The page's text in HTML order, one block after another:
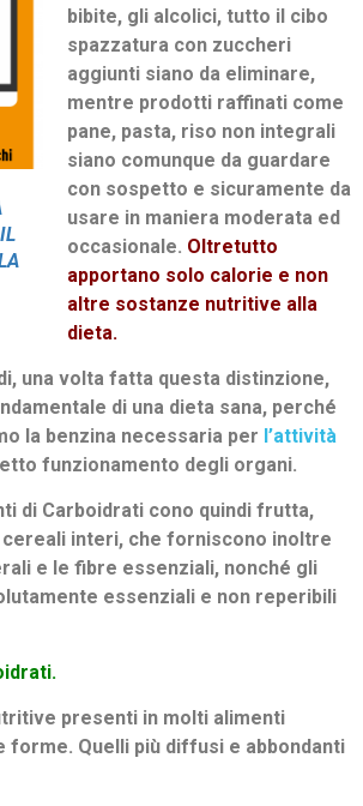
bibite, gli alcolici, tutto il cibo
spazzatura con zuccheri
aggiunti siano da eliminare,
mentre prodotti raffinati come
pane, pasta, riso non integrali
siano comunque da guardare
con sospetto e sicuramente da
usare in maniera moderata ed
occasionale. Oltretutto
apportano solo calorie e non
altre sostanze nutritive alla
dieta.
una volta fatta questa distinzione,
di una dieta sana, perché
la benzina necessaria per l’attività
funzionamento degli organi.
di Carboidrati cono quindi frutta,
interi, che forniscono inoltre
e le fibre essenziali, nonché gli
essenziali e non reperibili
presenti in molti alimenti
Quelli più diffusi e abbondanti